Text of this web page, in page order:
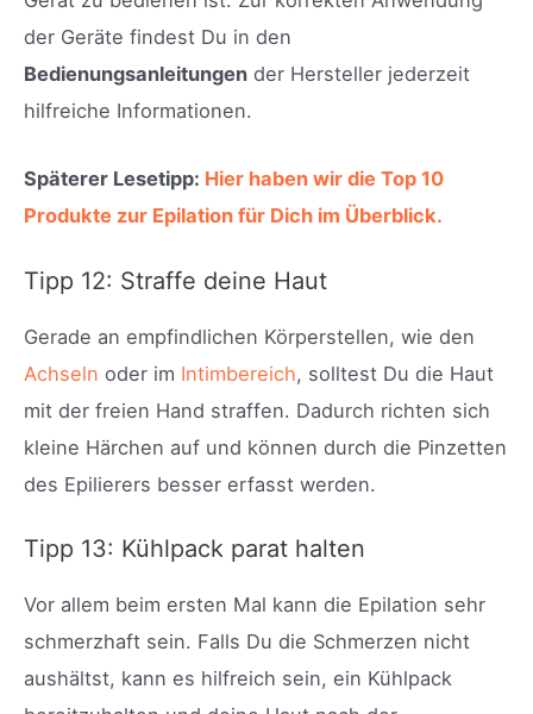
der Geräte findest Du in den
Bedienungsanleitungen der Hersteller jederzeit
hilfreiche Informationen.
Späterer Lesetipp: Hier haben wir die Top 10
Produkte zur Epilation für Dich im Überblick.
Tipp 12: Straffe deine Haut
Gerade an empfindlichen Körperstellen, wie den
Achseln oder im Intimbereich, solltest Du die Haut
mit der freien Hand straffen. Dadurch richten sich
kleine Härchen auf und können durch die Pinzetten
des Epilierers besser erfasst werden.
Tipp 13: Kühlpack parat halten
Vor allem beim ersten Mal kann die Epilation sehr
schmerzhaft sein. Falls Du die Schmerzen nicht
aushältst, kann es hilfreich sein, ein Kühlpack